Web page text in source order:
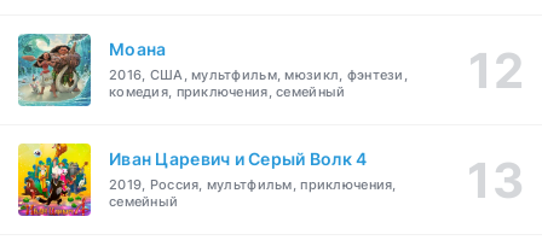
Моана
2016, США, мультфильм, мюзикл, фэнтези,
комедия, приключения, семейный
Иван Царевич и Серый Волк 4
2019, Россия, мультфильм, приключения,
семейный